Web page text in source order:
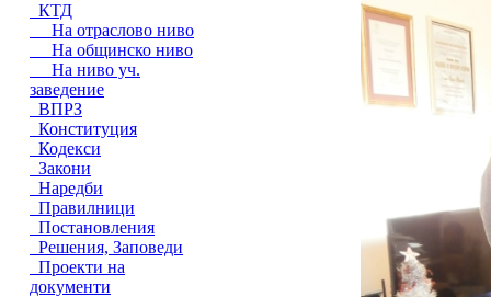
КТД
На отраслово ниво
На общинско ниво
На ниво уч.
заведение
ВПРЗ
Конституция
Кодекси
Закони
Наредби
Правилници
Постановления
Решения, Заповеди
Проекти на
документи